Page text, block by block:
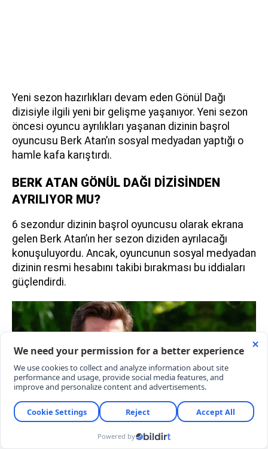
Yeni sezon hazırlıkları devam eden Gönül Dağı
dizisiyle ilgili yeni bir gelişme yaşanıyor. Yeni sezon
öncesi oyuncu ayrılıkları yaşanan dizinin başrol
oyuncusu Berk Atan’ın sosyal medyadan yaptığı o
hamle kafa karıştırdı.
BERK ATAN GÖNÜL DAĞI DİZİSİNDEN
AYRILIYOR MU?
6 sezondur dizinin başrol oyuncusu olarak ekrana
gelen Berk Atan’ın her sezon diziden ayrılacağı
konuşuluyordu. Ancak, oyuncunun sosyal medyadan
dizinin resmi hesabını takibi bırakması bu iddiaları
güçlendirdi.
Berk Atan cephesinden merak edilen konuyla ilgili